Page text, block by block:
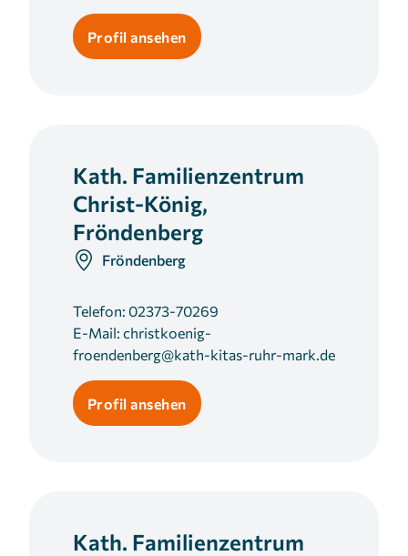
Profil ansehen
Kath. Familienzentrum
Christ-König,
Fröndenberg
Fröndenberg
Telefon: 02373-70269
E-Mail: christkoenig-
froendenberg@kath-kitas-ruhr-mark.de
Profil ansehen
Kath. Familienzentrum